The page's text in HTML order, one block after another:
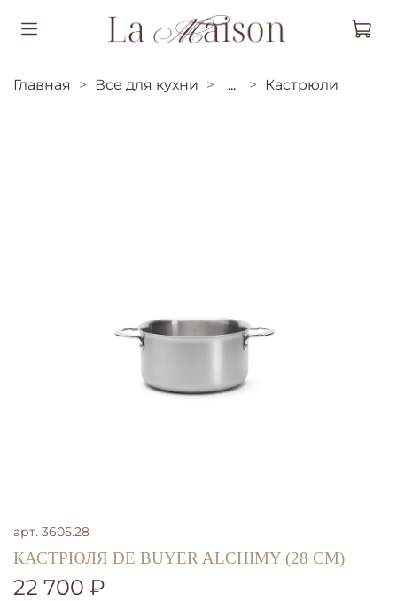
Главная Все для кухни ... Кастрюли
арт. 3605.28
КАСТРЮЛЯ DE BUYER ALCHIMY (28 CМ)
22 700 ₽